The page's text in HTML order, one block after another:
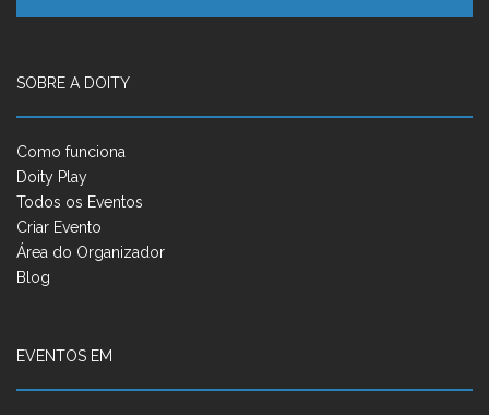
SOBRE A DOITY
Como funciona
Doity Play
Todos os Eventos
Criar Evento
Área do Organizador
Blog
EVENTOS EM